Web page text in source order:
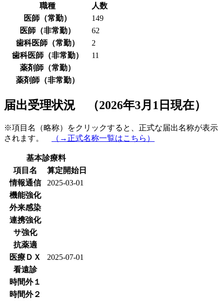
職種
人数
医師（常勤）
149
医師（非常勤）
62
歯科医師（常勤）
2
歯科医師（非常勤）
11
薬剤師（常勤）
薬剤師（非常勤）
届出受理状況 （2026年3月1日現在）
※項目名（略称）をクリックすると、正式な届出名称が表示
されます。
（→正式名称一覧はこちら）
基本診療料
項目名
算定開始日
情報通信
2025-03-01
機能強化
外来感染
連携強化
サ強化
抗薬適
医療ＤＸ
2025-07-01
看遠診
時間外１
時間外２